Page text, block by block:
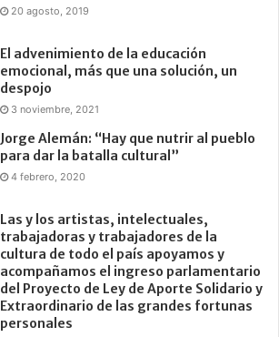
20 agosto, 2019
El advenimiento de la educación
emocional, más que una solución, un
despojo
3 noviembre, 2021
Jorge Alemán: “Hay que nutrir al pueblo
para dar la batalla cultural”
4 febrero, 2020
Las y los artistas, intelectuales,
trabajadoras y trabajadores de la
cultura de todo el país apoyamos y
acompañamos el ingreso parlamentario
del Proyecto de Ley de Aporte Solidario y
Extraordinario de las grandes fortunas
personales